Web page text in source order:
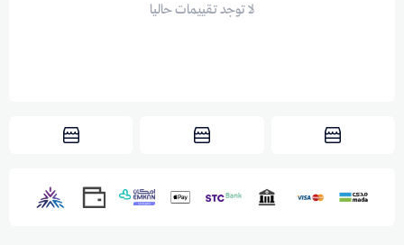
لا توجد تقييمات حاليا